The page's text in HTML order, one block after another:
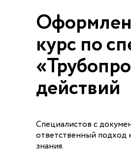
курс по
действий
Специалистов с
ответственный подход
знания.